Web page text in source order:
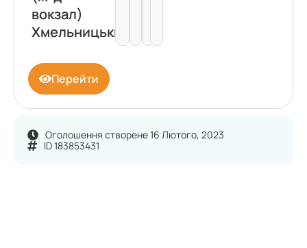
Оголошення створене 16 Лютого, 2023
ID 183853431
вокзал)
Хмельницький
Перейти